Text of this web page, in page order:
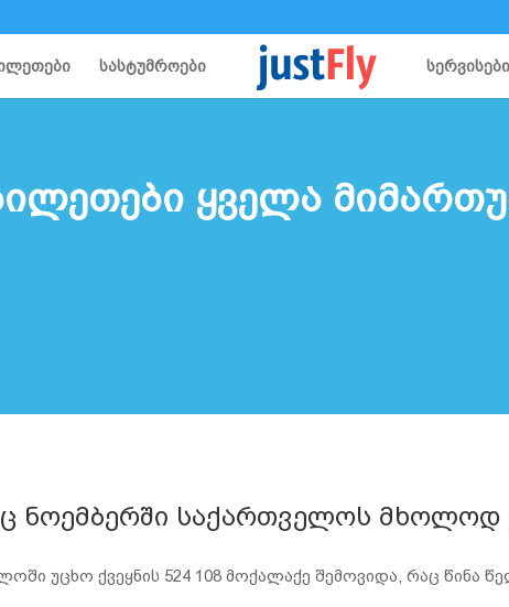
სასტუმროები სერვისები
ყველა
ნოემბერში საქართველოს
უცხო ქვეყნის 524 108 მოქალაქე შემოვიდა, რაც წინა